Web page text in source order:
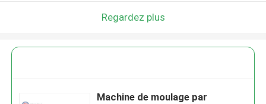
Regardez plus
Machine de moulage par